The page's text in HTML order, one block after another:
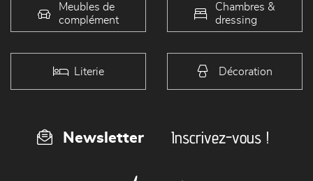
Meubles de
complément
Chambres &
dressing
Literie Décoration
Newsletter Inscrivez-vous !